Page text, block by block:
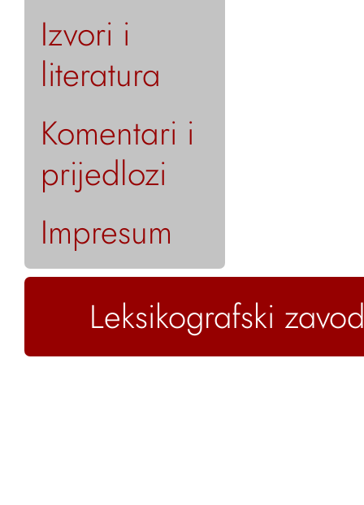
Izvori i
literatura
Komentari i
prijedlozi
Impresum
Leksikografski